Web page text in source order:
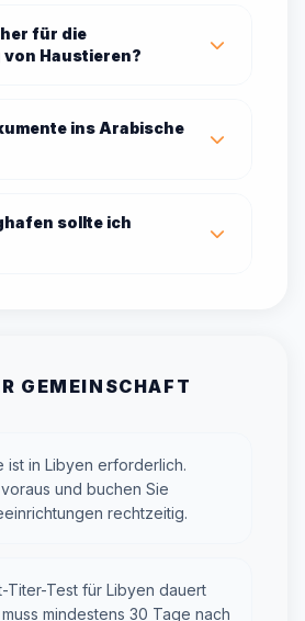
für die
von Haustieren?
ins Arabische
sollte ich
GEMEINSCHAFT
ist in Libyen erforderlich.
und buchen Sie
rechtzeitig.
Titer-Test für Libyen dauert
mindestens 30 Tage nach